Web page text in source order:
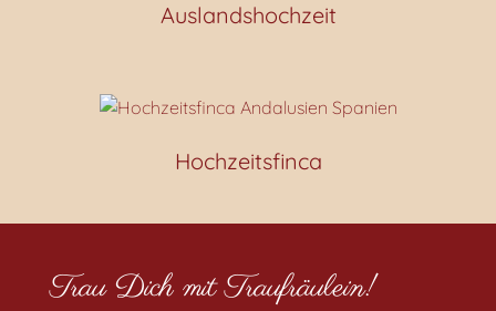
Auslandshochzeit
Hochzeitsfinca
Trau Dich mit Traufräulein!